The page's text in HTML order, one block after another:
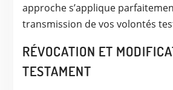
approche s’applique
transmission de vos volontés
RÉVOCATION ET
TESTAMENT